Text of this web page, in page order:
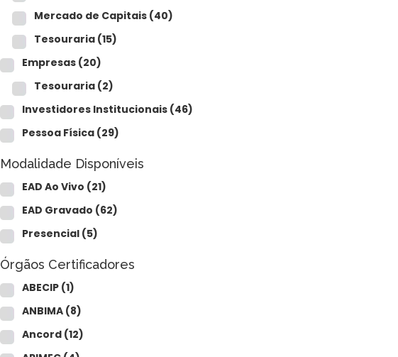
CFA®
CAIA®
FRM®
Ver todos
Modelagem Financeira Aplicada
Mercado de Capitais (40)
Tesouraria (15)
Empresas (20)
Tesouraria (2)
Investidores Institucionais (46)
Pessoa Física (29)
Modalidade Disponíveis
EAD Ao Vivo (21)
EAD Gravado (62)
Presencial (5)
Órgãos Certificadores
ABECIP (1)
ANBIMA (8)
Ancord (12)